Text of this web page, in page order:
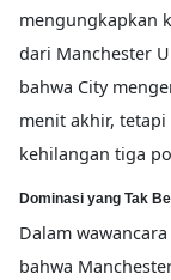
mengungkapkan
dari Manchester
bahwa City
menit akhir,
kehilangan tiga
Dominasi yang Tak
Dalam
bahwa